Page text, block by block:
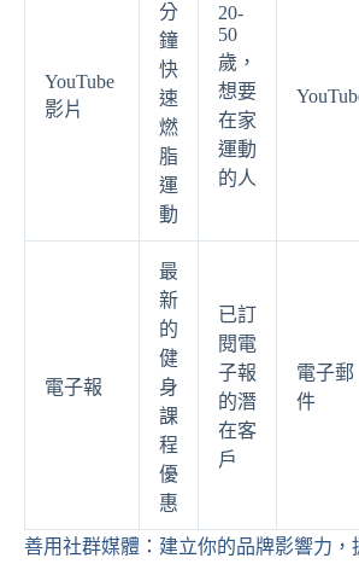
YouTube
影片
分
鐘
快
速
燃
脂
運
動
20-
50
歲，
想要
在家
運動
的人
電子報
最
新
的
健
身
課
程
優
惠
已訂
閱電
子報
的潛
在客
戶
電子郵
件
善用社群媒體：建立你的品牌影響力，